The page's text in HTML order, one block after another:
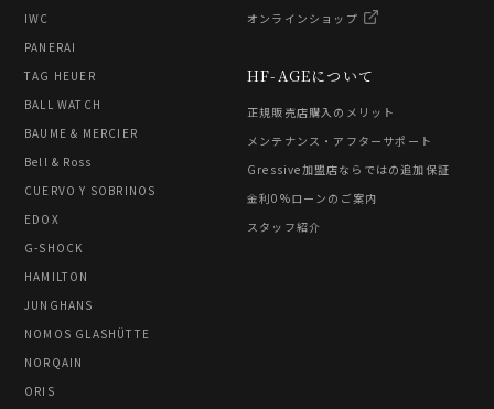
IWC
PANERAI
TAG HEUER
BALL WATCH
BAUME & MERCIER
Bell & Ross
CUERVO Y SOBRINOS
EDOX
G-SHOCK
HAMILTON
JUNGHANS
NOMOS GLASHÜTTE
NORQAIN
ORIS
HF-AGEについて
正規販売店購入のメリット
メンテナンス・アフターサポート
Gressive加盟店ならではの追加保証
金利0%ローンのご案内
スタッフ紹介
オンラインショップ